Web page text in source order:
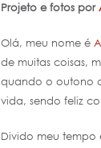
Projeto e fotos por
Olá, meu nome é
de muitas coisas,
quando o outono
vida, sendo feliz
Divido meu tempo